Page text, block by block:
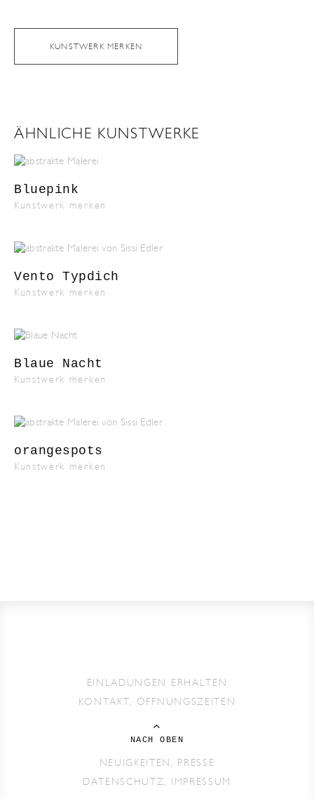
KUNSTWERK MERKEN
ÄHNLICHE KUNSTWERKE
Kunstwerk merken
Bluepink
Kunstwerk merken
Vento Typdich
Kunstwerk merken
Blaue Nacht
Kunstwerk merken
orangespots
EINLADUNGEN ERHALTEN
KONTAKT, ÖFFNUNGSZEITEN
NEUIGKEITEN, PRESSE
DATENSCHUTZ, IMPRESSUM
NACH OBEN